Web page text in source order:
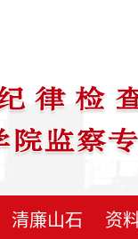
清廉山石 资